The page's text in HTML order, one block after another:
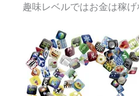
趣味レベルではお金は稼げ